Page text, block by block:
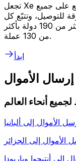
تجعل Xe التحويلات المالية الدولية سهلة وبسيطة. اطّلع على جميع
للتوصيل، وتتبّع كل
عملية نقل في الوقت الفعلي. أرسل إلى أكثر من 190 دولة بأكثر
من 130 عملة.
ابدأ
الأموال
أنحاء العالم
الأموال إلى ألبانيا
الأموال إلى الجزائر
إلى أنتيجوا وباربودا